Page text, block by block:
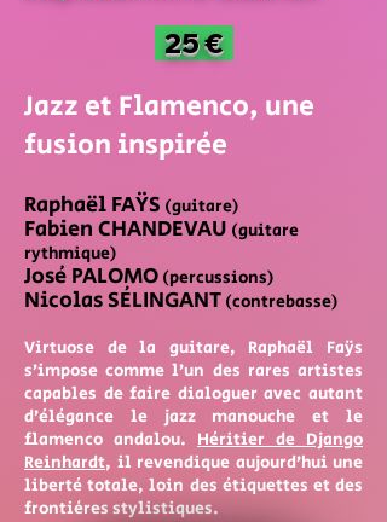
25 €
Jazz et Flamenco, une
fusion inspirée
Raphaël FAŸS (guitare)
Fabien CHANDEVAU (guitare
rythmique)
José PALOMO (percussions)
Nicolas SÉLINGANT (contrebasse)
Virtuose de la guitare, Raphaël Faÿs
s’impose comme l’un des rares artistes
capables de faire dialoguer avec autant
d’élégance le jazz manouche et le
flamenco andalou. Héritier de Django
Reinhardt, il revendique aujourd’hui une
liberté totale, loin des étiquettes et des
frontières stylistiques.